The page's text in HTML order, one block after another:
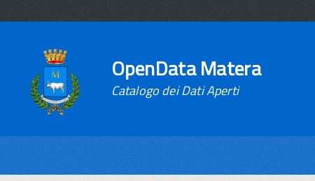
OpenData Matera
Catalogo dei Dati Aperti